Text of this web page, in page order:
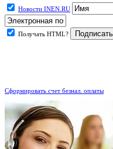
Новости INEN.RU
Получать HTML?
Сформировать счет безнал. оплаты